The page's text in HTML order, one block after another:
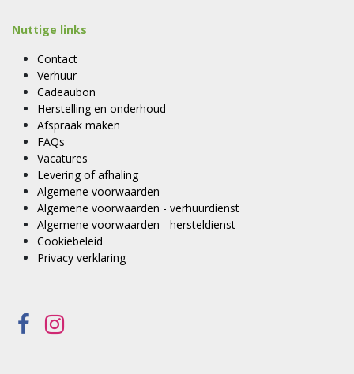
Nuttige links
Contact
Verhuur
Cadeaubon
Herstelling en onderhoud
Afspraak maken
FAQs
Vacatures
Levering of afhaling
Algemene voorwaarden
Algemene voorwaarden - verhuurdienst
Algemene voorwaarden - hersteldienst
Cookiebeleid
Privacy verklaring